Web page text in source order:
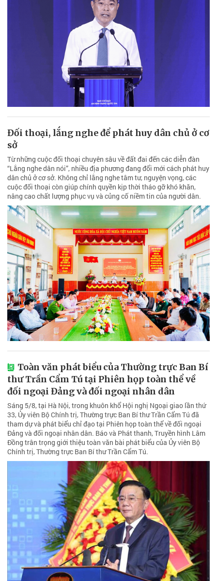
Đối thoại, lắng nghe để phát huy dân chủ ở cơ
sở
Từ những cuộc đối thoại chuyên sâu về đất đai đến các diễn đàn
“Lắng nghe dân nói”, nhiều địa phương đang đổi mới cách phát huy
dân chủ ở cơ sở. Không chỉ lắng nghe tâm tư, nguyện vọng, các
cuộc đối thoại còn giúp chính quyền kịp thời tháo gỡ khó khăn,
nâng cao chất lượng phục vụ và củng cố niềm tin của người dân.
Toàn văn phát biểu của Thường trực Ban Bí
thư Trần Cẩm Tú tại Phiên họp toàn thể về
đối ngoại Đảng và đối ngoại nhân dân
Sáng 5/8, tại Hà Nội, trong khuôn khổ Hội nghị Ngoại giao lần thứ
33, Ủy viên Bộ Chính trị, Thường trực Ban Bí thư Trần Cẩm Tú đã
tham dự và phát biểu chỉ đạo tại Phiên họp toàn thể về đối ngoại
Đảng và đối ngoại nhân dân. Báo và Phát thanh, Truyền hình Lâm
Đồng trân trọng giới thiệu toàn văn bài phát biểu của Ủy viên Bộ
Chính trị, Thường trực Ban Bí thư Trần Cẩm Tú.